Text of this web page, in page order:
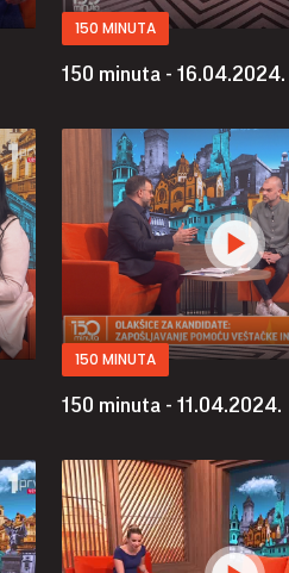
150 MINUTA
150 minuta - 16.04.2024.
150 MINUTA
150 minuta - 11.04.2024.